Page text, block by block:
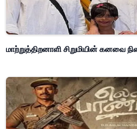
மாற்றுத்திறனாளி சிறுமியின் கனவை